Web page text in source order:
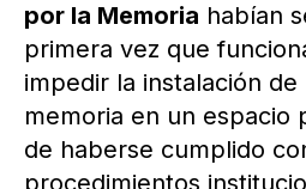
por la Memoria habían
primera vez que
impedir la instalación
memoria en un espacio
de haberse cumplido
procedimientos